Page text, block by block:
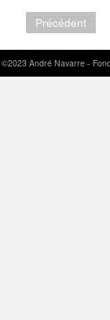
Précédent
©2023 André Navarre -